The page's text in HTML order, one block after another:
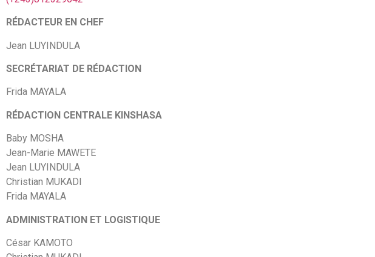
RÉDACTEUR EN CHEF
Jean LUYINDULA
SECRÉTARIAT DE RÉDACTION
Frida MAYALA
RÉDACTION CENTRALE KINSHASA
Baby MOSHA
Jean-Marie MAWETE
Jean LUYINDULA
Christian MUKADI
Frida MAYALA
ADMINISTRATION ET LOGISTIQUE
César KAMOTO